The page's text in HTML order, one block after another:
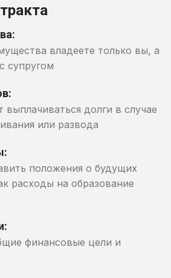
владеете только вы, а
супругом
выплачиваться долги в случае
или развода
положения о будущих
расходы на образование
финансовые цели и